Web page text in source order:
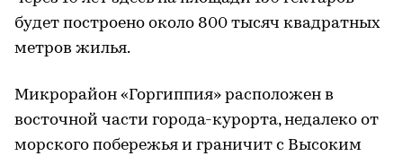
будет построено около 800 тысяч квадратных
метров жилья.
Микрорайон «Горгиппия» расположен в
восточной части города-курорта, недалеко от
морского побережья и граничит с Высоким